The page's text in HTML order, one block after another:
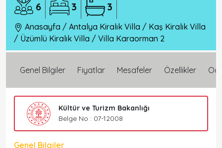
6 3 3
Anasayfa / Antalya Kiralık Villa / Kaş Kiralık Villa
/ Üzümlü Kiralık Villa / Villa Karaorman 2
Genel Bilgiler Fiyatlar Mesafeler Özellikler
Kültür ve Turizm Bakanlığı
Belge No : 07-12008
Genel Bilgiler